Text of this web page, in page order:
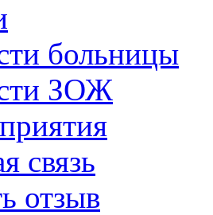
больницы
ЗОЖ
связь
отзыв